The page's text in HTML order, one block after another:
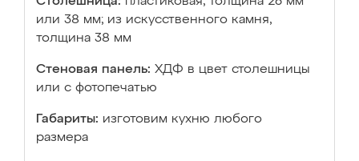
или 38 мм; из искусственного камня,
толщина 38 мм
Стеновая панель: ХДФ в цвет столешницы
или с фотопечатью
Габариты: изготовим кухню любого
размера